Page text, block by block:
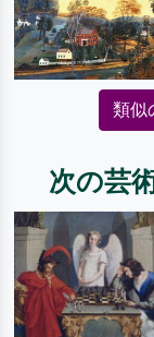
類似
次の芸